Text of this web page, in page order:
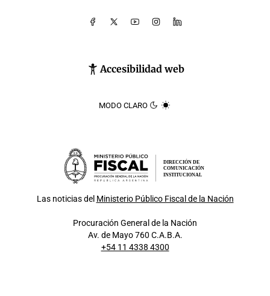
Accesibilidad web
MODO CLARO
DIRECCIÓN DE
COMUNICACIÓN
INSTITUCIONAL
Las noticias del Ministerio Público Fiscal de la Nación
Procuración General de la Nación
Av. de Mayo 760 C.A.B.A.
+54 11 4338 4300